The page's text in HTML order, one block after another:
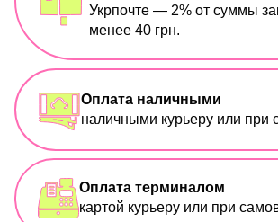
Укрпочте — 2% от суммы
менее 40 грн.
Оплата наличными
наличными курьеру или при
Оплата терминалом
картой курьеру или при